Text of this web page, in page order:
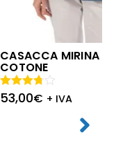
CASACCA MIRINA
COTONE
53,00€ + IVA
Valutato
3.67